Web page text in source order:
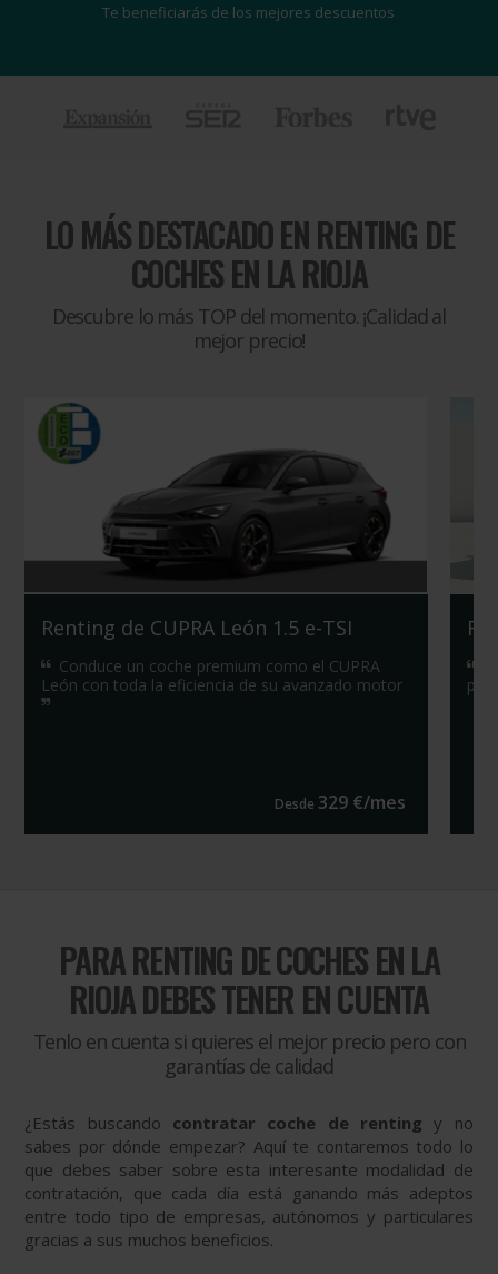
Te beneficiarás de los mejores descuentos
LO MÁS DESTACADO ENRENTING DE
COCHES EN LA RIOJA
Descubre lo más TOP del momento. ¡Calidad al
mejor precio!
Renting de CUPRA León 1.5 e-TSI
Conduce un coche premium como el CUPRA
León con toda la eficiencia de su avanzado motor
Desde 329 €/mes
PARARENTING DE COCHES EN LA
RIOJA DEBES TENER EN CUENTA
Tenlo en cuenta si quieres el mejor precio pero con
garantías de calidad
¿Estás buscando contratar coche de renting y no
sabes por dónde empezar? Aquí te contaremos todo lo
que debes saber sobre esta interesante modalidad de
contratación, que cada día está ganando más adeptos
entre todo tipo de empresas, autónomos y particulares
gracias a sus muchos beneficios.